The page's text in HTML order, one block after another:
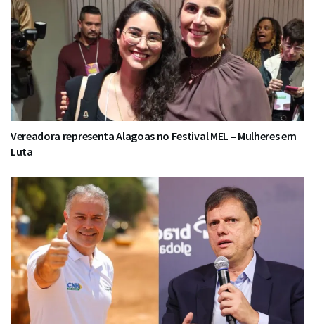
Vereadora representa Alagoas no Festival MEL – Mulheres em
Luta